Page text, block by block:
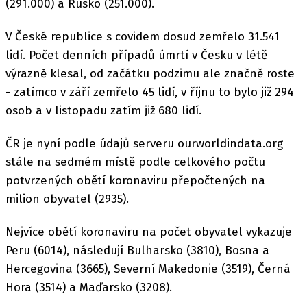
(291.000) a Rusko (251.000).
V České republice s covidem dosud zemřelo 31.541
lidí. Počet denních případů úmrtí v Česku v létě
výrazně klesal, od začátku podzimu ale značně roste
- zatímco v září zemřelo 45 lidí, v říjnu to bylo již 294
osob a v listopadu zatím již 680 lidí.
ČR je nyní podle údajů serveru ourworldindata.org
stále na sedmém místě podle celkového počtu
potvrzených obětí koronaviru přepočtených na
milion obyvatel (2935).
Nejvíce obětí koronaviru na počet obyvatel vykazuje
Peru (6014), následují Bulharsko (3810), Bosna a
Hercegovina (3665), Severní Makedonie (3519), Černá
Hora (3514) a Maďarsko (3208).